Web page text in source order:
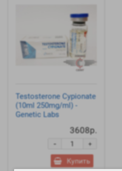
Testosterone Cypionate
(10ml 250mg/ml) -
Genetic Labs
3608р.
+
-
Купить